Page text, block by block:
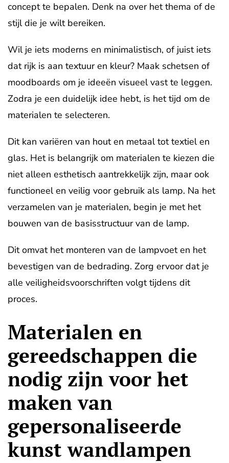
concept te bepalen. Denk na over het thema of de
stijl die je wilt bereiken.
Wil je iets moderns en minimalistisch, of juist iets
dat rijk is aan textuur en kleur? Maak schetsen of
moodboards om je ideeën visueel vast te leggen.
Zodra je een duidelijk idee hebt, is het tijd om de
materialen te selecteren.
Dit kan variëren van hout en metaal tot textiel en
glas. Het is belangrijk om materialen te kiezen die
niet alleen esthetisch aantrekkelijk zijn, maar ook
functioneel en veilig voor gebruik als lamp. Na het
verzamelen van je materialen, begin je met het
bouwen van de basisstructuur van de lamp.
Dit omvat het monteren van de lampvoet en het
bevestigen van de bedrading. Zorg ervoor dat je
alle veiligheidsvoorschriften volgt tijdens dit
proces.
Materialen en
gereedschappen die
nodig zijn voor het
maken van
gepersonaliseerde
kunst wandlampen